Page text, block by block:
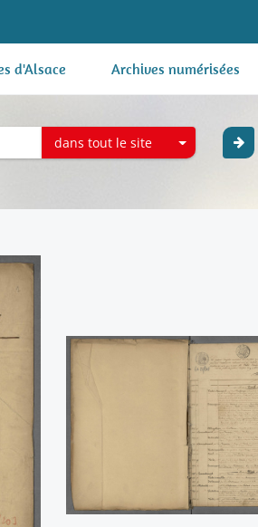
d'Alsace Archives numérisées
dans tout le site